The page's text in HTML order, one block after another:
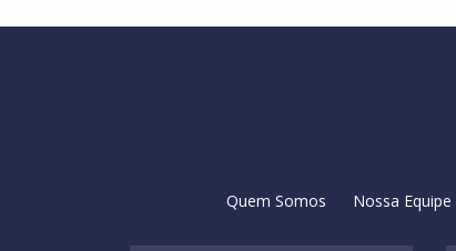
Quem Somos Nossa Equipe